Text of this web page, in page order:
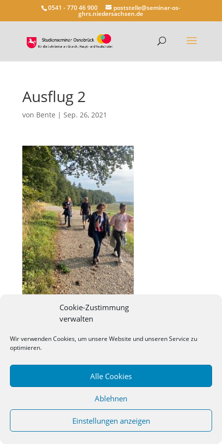
Cookie-Zustimmung
verwalten
Wir verwenden Cookies, um unsere Website und unseren Service zu
optimieren.
Alle Cookies
Ablehnen
Einstellungen anzeigen
0541 - 770 46 900 poststelle@seminar-os-
ghrs.niedersachsen.de
Ausflug 2
von Bente | Sep. 26, 2021
wordpress